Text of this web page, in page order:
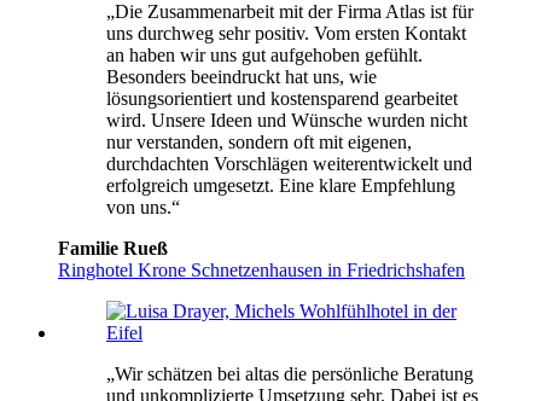
„Die Zusammenarbeit mit der Firma Atlas ist für
uns durchweg sehr positiv. Vom ersten Kontakt
an haben wir uns gut aufgehoben gefühlt.
Besonders beeindruckt hat uns, wie
lösungsorientiert und kostensparend gearbeitet
wird. Unsere Ideen und Wünsche wurden nicht
nur verstanden, sondern oft mit eigenen,
durchdachten Vorschlägen weiterentwickelt und
erfolgreich umgesetzt. Eine klare Empfehlung
von uns.“
Familie Rueß
Ringhotel Krone Schnetzenhausen in Friedrichshafen
„Wir schätzen bei altas die persönliche Beratung
und unkomplizierte Umsetzung sehr. Dabei ist es